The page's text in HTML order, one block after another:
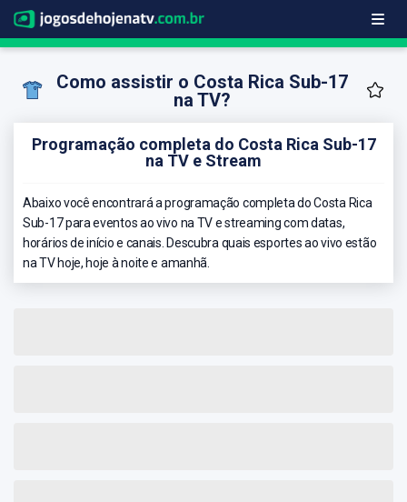
Como assistir o Costa Rica Sub-17
na TV?
Programação completa do Costa Rica Sub-17
na TV e Stream
Abaixo você encontrará a programação completa do Costa Rica
Sub-17 para eventos ao vivo na TV e streaming com datas,
horários de início e canais. Descubra quais esportes ao vivo estão
na TV hoje, hoje à noite e amanhã.